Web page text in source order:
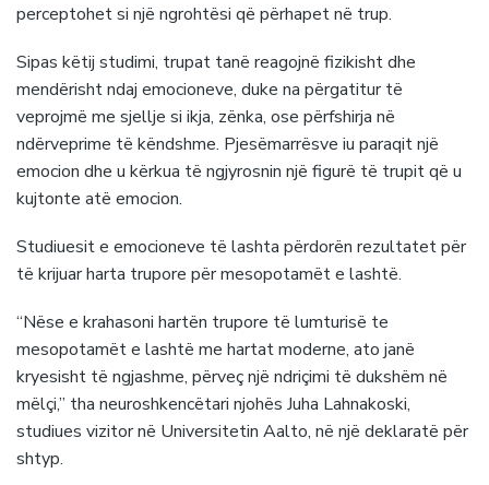
perceptohet si një ngrohtësi që përhapet në trup.
Sipas këtij studimi, trupat tanë reagojnë fizikisht dhe
mendërisht ndaj emocioneve, duke na përgatitur të
veprojmë me sjellje si ikja, zënka, ose përfshirja në
ndërveprime të këndshme. Pjesëmarrësve iu paraqit një
emocion dhe u kërkua të ngjyrosnin një figurë të trupit që u
kujtonte atë emocion.
Studiuesit e emocioneve të lashta përdorën rezultatet për
të krijuar harta trupore për mesopotamët e lashtë.
“Nëse e krahasoni hartën trupore të lumturisë te
mesopotamët e lashtë me hartat moderne, ato janë
kryesisht të ngjashme, përveç një ndriçimi të dukshëm në
mëlçi,” tha neuroshkencëtari njohës Juha Lahnakoski,
studiues vizitor në Universitetin Aalto, në një deklaratë për
shtyp.